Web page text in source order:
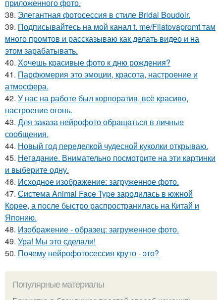
приложенного фото.
38. Элегантная фотосессия в стиле Bridal Boudoir.
39. Подписывайтесь на мой канал t. me/Filatovapromt там
много промтов и рассказываю как делать видео и на
этом зарабатывать.
40. Хочешь красивые фото к дню рождения?
41. Парфюмерия это эмоции, красота, настроение и
атмосфера.
42. У нас на работе был корпоратив, всё красиво,
настроение огонь.
43. Для заказа нейрофото обращаться в личные
сообщения.
44. Новый год переделкой чудесной куколки открываю.
45. Негадание. Внимательно посмотрите на эти картинки
и выберите одну.
46. Исходное изображение: загруженное фото.
47. Система Animal Face Type зародилась в южной
Корее, а после быстро распространилась на Китай и
Японию.
48. Изображение - образец: загруженное фото.
49. Ура! Мы это сделали!
50. Почему нейрофотосессия круто - это?
Популярные материалы